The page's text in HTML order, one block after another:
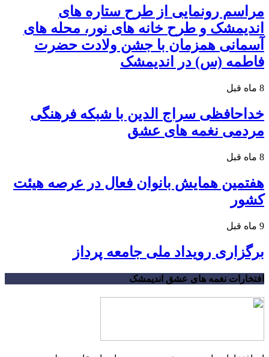
مراسم رونمایی از طرح ستاره های
اندیمشک و طرح خانه های نور، محله های
آسمانی همزمان با جشن ولادت حضرت
فاطمه (س) در اندیمشک
8 ماه قبل
خداحافظی سراج الدین با شبکه فرهنگی
مردمی نغمه های عشق
8 ماه قبل
هفتمین همایش بانوان فعال در عرصه‌ هیئت
کشور
9 ماه قبل
برگزاری رویداد ملی جامعه پرداز
افتخارات نغمه های عشق اندیمشک